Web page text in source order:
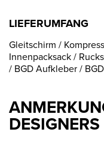
DESIGNERS
LIEFERUMFANG
Gleitschirm /
Innenpacksack /
/ BGD Aufkleber /